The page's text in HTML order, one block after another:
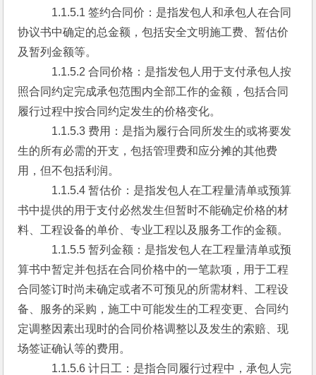
1.1.5.1 签约合同价：是指发包人和承包人在合同
协议书中确定的总金额，包括安全文明施工费、暂估价
及暂列金额等。
1.1.5.2 合同价格：是指发包人用于支付承包人按
照合同约定完成承包范围内全部工作的金额，包括合同
履行过程中按合同约定发生的价格变化。
1.1.5.3 费用：是指为履行合同所发生的或将要发
生的所有必需的开支，包括管理费和应分摊的其他费
用，但不包括利润。
1.1.5.4 暂估价：是指发包人在工程量清单或预算
书中提供的用于支付必然发生但暂时不能确定价格的材
料、工程设备的单价、专业工程以及服务工作的金额。
1.1.5.5 暂列金额：是指发包人在工程量清单或预
算书中暂定并包括在合同价格中的一笔款项，用于工程
合同签订时尚未确定或者不可预见的所需材料、工程设
备、服务的采购，施工中可能发生的工程变更、合同约
定调整因素出现时的合同价格调整以及发生的索赔、现
场签证确认等的费用。
1.1.5.6 计日工：是指合同履行过程中，承包人完